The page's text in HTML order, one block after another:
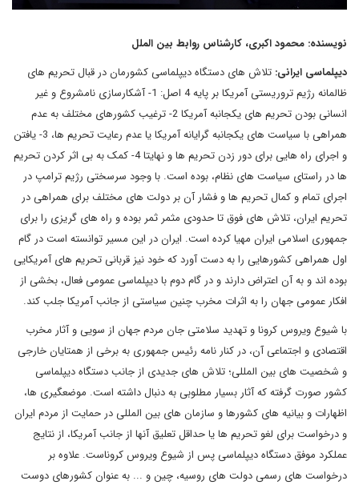
نویسنده: محمود اکبری، کارشناس روابط بین الملل
دیپلماسی ایرانی: تلاش های دستگاه دیپلماسی کشورمان در قبال تحریم های
ظالمانه رژیم تروریستی آمریکا بر پایه 4 اصل: 1- آشکارسازی نامشروع و غیر
انسانی بودن تحریم های یکجانبه آمریکا 2- ترغیب کشورهای مختلف به عدم
همراهی با سیاست های یکجانبه گرایانه آمریکا یا عدم رعایت تحریم ها، 3- یافتن
و اجرای راه هایی برای دور زدن تحریم ها و نهایتا 4- کمک به بی اثر کردن تحریم
ها در راستای سیاست های نظام، بوده است. با وجود سرسختی رژیم ترامپ در
اجرای تمام و کمال تحریم ها و فشار آن بر دولت های مختلف برای همراهی در
تحریم ایران، تلاش های فوق تا حدودی مثمر ثمر بوده و راه های گریزی را برای
جمهوری اسلامی ایران مهیا کرده است. ایران در این مسیر توانسته است در گام
اول همراهی کشورهایی را به دست آورد که خود نیز قربانی تحریم های آمریکایی
بوده اند و به آن اعتراض دارند و در گام دوم با دیپلماسی عمومی فعال، بخشی از
افکار عمومی جهان را به اثرات مخرب چنین سیاستی از جانب آمریکا جلب کند.
با شیوع ویروس کرونا و تهدید سلامتی جان مردم جهان از سویی و آثار مخرب
اقتصادی و اجتماعی آن، در کنار نامه رئیس جمهوری به برخی از همتایان خارجی
و شخصیت های بین المللی؛ تلاش های جدیدی از جانب دستگاه دیپلماسی
کشور صورت گرفته که آثار بسیار مطلوبی به دنبال داشته است. موضعگیری ها،
اظهارات و بیانیه های کشورها و سازمان های بین المللی در حمایت از مردم ایران
و درخواست برای لغو تحریم ها یا حداقل تعلیق آنها از جانب آمریکا، از نتایج
عملکرد موفق دستگاه دیپلماسی پس از شیوع ویروس کروناست. علاوه بر
درخواست های رسمی دولت های روسیه، چین و ... به عنوان کشورهای دوست